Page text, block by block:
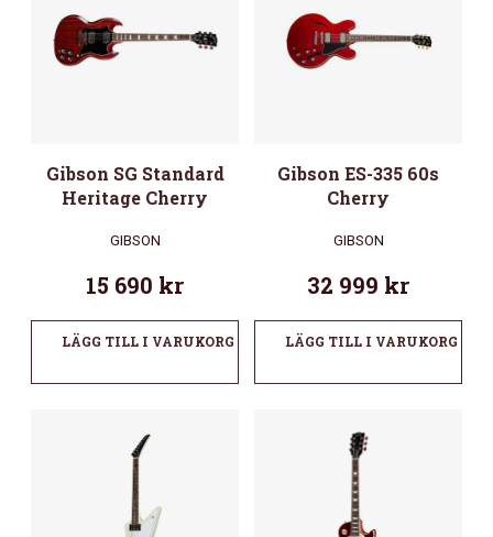
Gibson SG Standard
Heritage Cherry
GIBSON
15 690 kr
LÄGG TILL I VARUKORG
Gibson ES-335 60s
Cherry
GIBSON
32 999 kr
LÄGG TILL I VARUKORG